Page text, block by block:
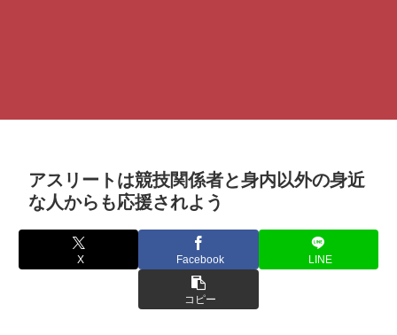
アスリートは競技関係者と身内以外の身近
な人からも応援されよう
X Facebook LINE
コピー